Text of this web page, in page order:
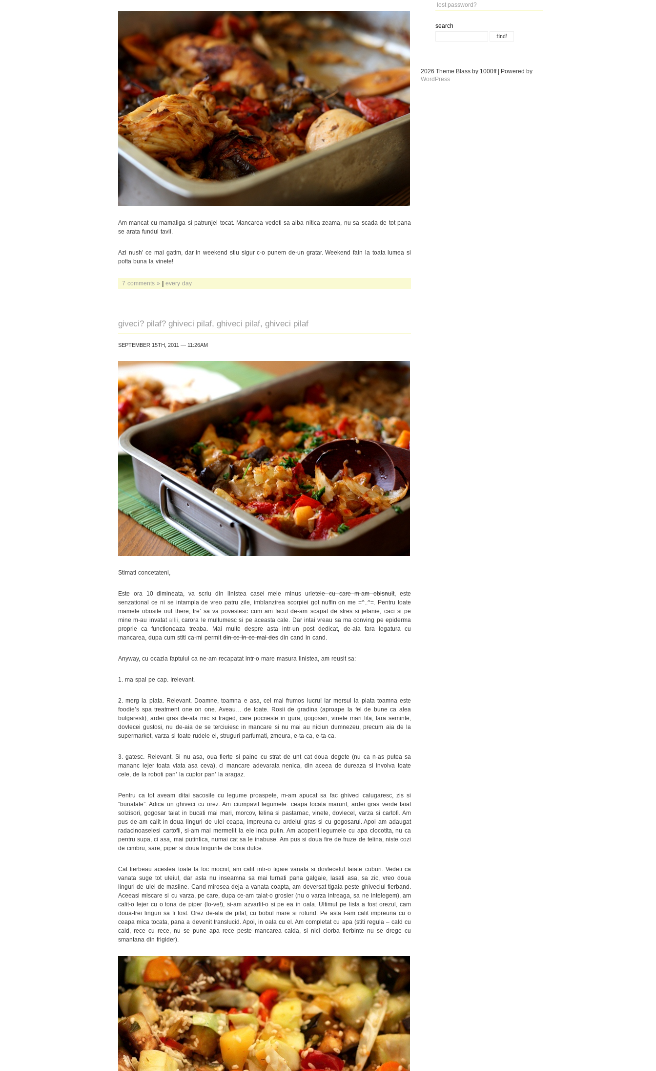
lost password?
search
Am mancat cu mamaliga si patrunjel tocat. Mancarea vedeti sa aiba nitica zeama, nu sa scada de tot pana
se arata fundul tavii.
Azi nush’ ce mai gatim, dar in weekend stiu sigur c-o punem de-un gratar. Weekend fain la toata lumea si
pofta buna la vinete!
7 comments » | every day
giveci? pilaf? ghiveci pilaf, ghiveci pilaf, ghiveci pilaf
SEPTEMBER 15TH, 2011 — 11:26AM
Stimati concetateni,
Este ora 10 dimineata, va scriu din linistea casei mele minus urletele cu care m-am obisnuit, este
senzational ce ni se intampla de vreo patru zile, imblanzirea scorpiei got nuffin on me =^..^=. Pentru toate
mamele obosite out there, tre’ sa va povestesc cum am facut de-am scapat de stres si jelanie, caci si pe
mine m-au invatat altii , carora le multumesc si pe aceasta cale. Dar intai vreau sa ma conving pe epiderma
proprie ca functioneaza treaba. Mai multe despre asta intr-un post dedicat, de-ala fara legatura cu
mancarea, dupa cum stiti ca-mi permit din ce in ce mai des din cand in cand.
Anyway, cu ocazia faptului ca ne-am recapatat intr-o mare masura linistea, am reusit sa:
1. ma spal pe cap. Irelevant.
2. merg la piata. Relevant. Doamne, toamna e asa, cel mai frumos lucru! Iar mersul la piata toamna este
foodie’s spa treatment one on one. Aveau… de toate. Rosii de gradina (aproape la fel de bune ca alea
bulgaresti), ardei gras de-ala mic si fraged, care pocneste in gura, gogosari, vinete mari lila, fara seminte,
dovlecei gustosi, nu de-aia de se terciuiesc in mancare si nu mai au niciun dumnezeu, precum aia de la
supermarket, varza si toate rudele ei, struguri parfumati, zmeura, e-ta-ca, e-ta-ca.
3. gatesc. Relevant. Si nu asa, oua fierte si paine cu strat de unt cat doua degete (nu ca n-as putea sa
mananc lejer toata viata asa ceva), ci mancare adevarata nenica, din aceea de dureaza si involva toate
cele, de la roboti pan’ la cuptor pan’ la aragaz.
Pentru ca tot aveam ditai sacosile cu legume proaspete, m-am apucat sa fac ghiveci calugaresc, zis si
“bunatate”. Adica un ghiveci cu orez. Am ciumpavit legumele: ceapa tocata marunt, ardei gras verde taiat
solzisori, gogosar taiat in bucati mai mari, morcov, telina si pastarnac, vinete, dovlecel, varza si cartofi. Am
pus de-am calit in doua linguri de ulei ceapa, impreuna cu ardeiul gras si cu gogosarul. Apoi am adaugat
radacinoaselesi cartofii, si-am mai mermelit la ele inca putin. Am acoperit legumele cu apa clocotita, nu ca
pentru supa, ci asa, mai putintica, numai cat sa le inabuse. Am pus si doua fire de fruze de telina, niste cozi
de cimbru, sare, piper si doua lingurite de boia dulce.
Cat fierbeau acestea toate la foc mocnit, am calit intr-o tigaie vanata si dovlecelul taiate cuburi. Vedeti ca
vanata suge tot uleiul, dar asta nu inseamna sa mai turnati pana galgaie, lasati asa, sa zic, vreo doua
linguri de ulei de masline. Cand mirosea deja a vanata coapta, am deversat tigaia peste ghiveciul fierband.
Aceeasi miscare si cu varza, pe care, dupa ce-am taiat-o grosier (nu o varza intreaga, sa ne intelegem), am
calit-o lejer cu o tona de piper (lo-ve!), si-am azvarlit-o si pe ea in oala. Ultimul pe lista a fost orezul, cam
doua-trei linguri sa fi fost. Orez de-ala de pilaf, cu bobul mare si rotund. Pe asta l-am calit impreuna cu o
ceapa mica tocata, pana a devenit translucid. Apoi, in oala cu el. Am completat cu apa (stiti regula – cald cu
cald, rece cu rece, nu se pune apa rece peste mancarea calda, si nici ciorba fierbinte nu se drege cu
smantana din frigider).
2026 Theme Blass by 1000ff | Powered by
WordPress